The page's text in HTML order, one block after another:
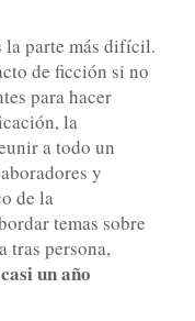
la parte más difícil.
de ficción si no
para hacer
la
a todo un
y
de la
temas sobre
tras persona,
casi un año